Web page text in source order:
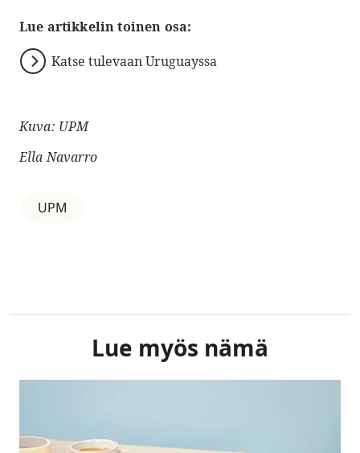
Lue artikkelin toinen osa:
Katse tulevaan Uruguayssa
Kuva: UPM
Ella Navarro
UPM
Lue myös nämä